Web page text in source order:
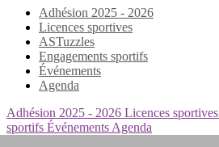
Adhésion 2025 - 2026
Licences sportives
ASTuzzles
Engagements sportifs
Événements
Agenda
Adhésion 2025 - 2026 Licences sportives
sportifs Événements Agenda